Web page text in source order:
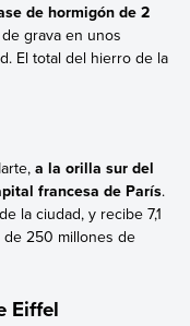
de hormigón de 2
grava en unos
El total del hierro de la
a la orilla sur del
francesa de París.
la ciudad, y recibe 7,1
de 250 millones de
Eiffel